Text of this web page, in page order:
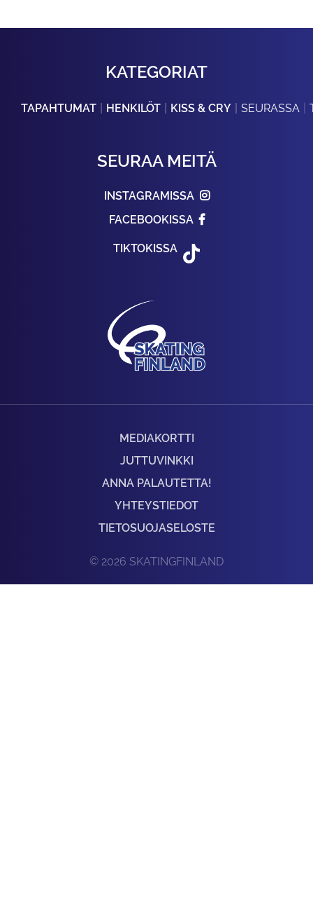
KATEGORIAT
TAPAHTUMAT HENKILÖT KISS & CRY SEURASSA
SEURAA MEITÄ
INSTAGRAMISSA
FACEBOOKISSA
TIKTOKISSA
MEDIAKORTTI
JUTTUVINKKI
ANNA PALAUTETTA!
YHTEYSTIEDOT
TIETOSUOJASELOSTE
© 2026 SKATINGFINLAND